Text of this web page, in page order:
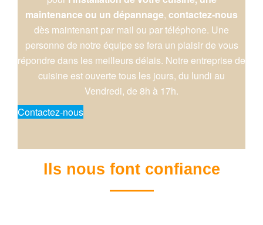
maintenance ou un dépannage, contactez-nous
dès maintenant par mail ou par téléphone. Une
personne de notre équipe se fera un plaisir de vous
répondre dans les meilleurs délais. Notre entreprise de
cuisine est ouverte tous les jours, du lundi au
Vendredi, de 8h à 17h.
Contactez-nous
Ils nous font confiance